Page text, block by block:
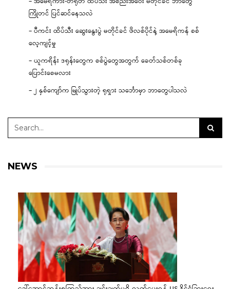
ကြိုတင် ပြင်ဆင်နေသလဲ
– ပီကင်း ထိပ်သီး ဆွေးနွေးပွဲ မတိုင်ခင် ဖိလစ်ပိုင်နဲ့ အမေရိကန် စစ်
လေ့ကျင့်မှု
– ယူကရိန်း ဒရုန်းတွေက စစ်ပွဲတွေအတွက် ခေတ်သစ်တစ်ခု
ပြောင်းစေမလား
– ၂ နှစ်ကျော်က မြုပ်သွားတဲ့ ရုရှား သင်္ဘောမှာ ဘာတွေပါသလဲ
NEWS